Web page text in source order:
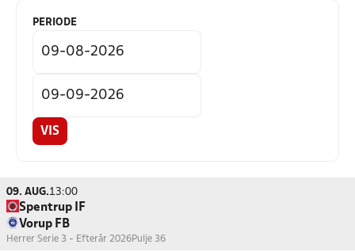
PERIODE
VIS
09. AUG.13:00
Spentrup IF
Vorup FB
Herrer Serie 3 - Efterår 2026Pulje 36